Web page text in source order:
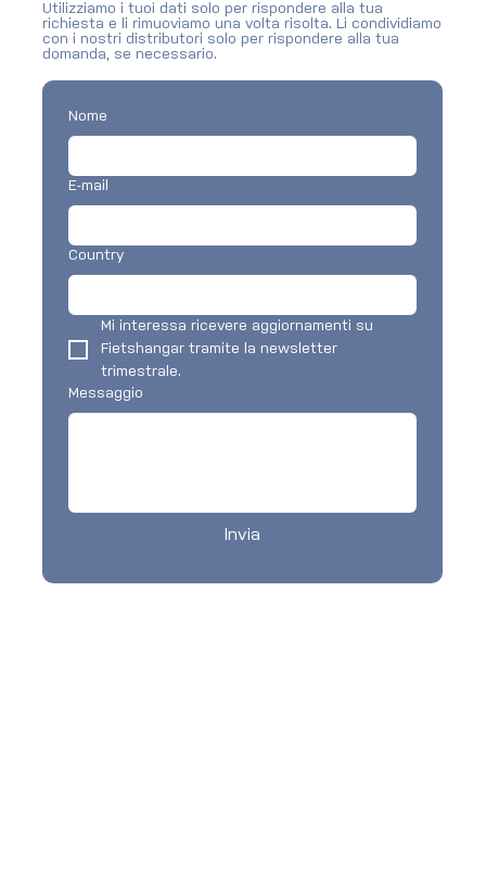
Utilizziamo i tuoi dati solo per rispondere alla tua
richiesta e li rimuoviamo una volta risolta. Li condividiamo
con i nostri distributori solo per rispondere alla tua
domanda, se necessario.
Nome
E-mail
Country
Mi interessa ricevere aggiornamenti su
Fietshangar tramite la newsletter
trimestrale.
Messaggio
Invia